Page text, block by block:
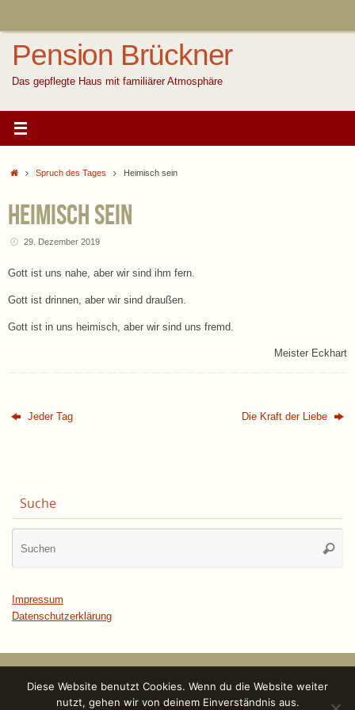
Pension Brückner
Das gepflegte Haus mit familiärer Atmosphäre
StartSpruch des Tages Heimisch sein
Heimisch sein
29. Dezember 2019
Gott ist uns nahe, aber wir sind ihm fern.
Gott ist drinnen, aber wir sind draußen.
Gott ist in uns heimisch, aber wir sind uns fremd.
Meister Eckhart
Jeder Tag Die Kraft der Liebe
Suche
Impressum
Datenschutzerklärung
Impressum Datenschutzerklärung
Diese Website benutzt Cookies. Wenn du die Website weiter
nutzt, gehen wir von deinem Einverständnis aus.